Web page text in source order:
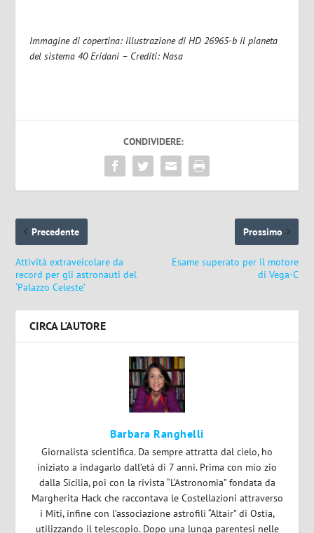
Immagine di copertina: illustrazione di HD 26965-b il pianeta
del sistema 40 Eridani – Crediti: Nasa
CONDIVIDERE:
Precedente
Attività extraveicolare da
record per gli astronauti del
‘Palazzo Celeste’
Prossimo
Esame superato per il motore
di Vega-C
CIRCA L'AUTORE
Barbara Ranghelli
Giornalista scientifica. Da sempre attratta dal cielo, ho
iniziato a indagarlo dall’età di 7 anni. Prima con mio zio
dalla Sicilia, poi con la rivista “L‘Astronomia” fondata da
Margherita Hack che raccontava le Costellazioni attraverso
i Miti, infine con l’associazione astrofili “Altair” di Ostia,
utilizzando il telescopio. Dopo una lunga parentesi nelle